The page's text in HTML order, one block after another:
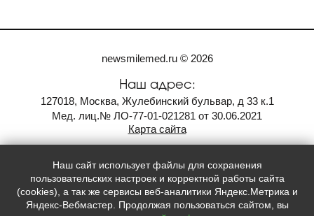
newsmilemed.ru © 2026
Наш адрес:
127018, Москва, Жулебинский бульвар, д 33 к.1
Мед. лиц.№ ЛО-77-01-021281 от 30.06.2021
Карта сайта
+7(985) 226-15-54
whatsapp
Наш сайт использует файлы для сохранения
пользовательских настроек и корректной работы сайта
(cookies), а так же сервисы веб-аналитики Яндекс.Метрика и
Яндекс-Вебмастер. Продолжая пользоваться сайтом, вы